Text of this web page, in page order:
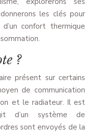
les clés pour
confort thermique
?
présent sur certains
de communication
et le radiateur. Il est
d’un système de
sont envoyés de la